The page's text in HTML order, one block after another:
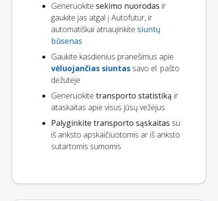
Generuokite sekimo nuorodas ir
gaukite jas atgal į Autofutur, ir
automatiškai atnaujinkite siuntų
būsenas
Gaukite kasdienius pranešimus apie
vėluojančias siuntas savo el. pašto
dėžutėje
Generuokite transporto statistiką ir
ataskaitas apie visus jūsų vežėjus
Palyginkite transporto sąskaitas su
iš anksto apskaičiuotomis ar iš anksto
sutartomis sumomis